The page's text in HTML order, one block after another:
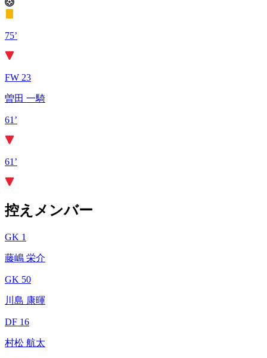
75’
FW 23
曽田 一騎
61’
61’
控えメンバー
GK 1
藤嶋 栄介
GK 50
川島 康暉
DF 16
村松 航太